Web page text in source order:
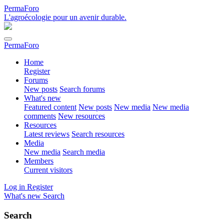
PermaForo
L'agroécologie pour un avenir durable.
PermaForo
Home
Register
Forums
New posts Search forums
What's new
Featured content New posts New media New media
comments New resources
Resources
Latest reviews Search resources
Media
New media Search media
Members
Current visitors
Log in Register
What's new Search
Search